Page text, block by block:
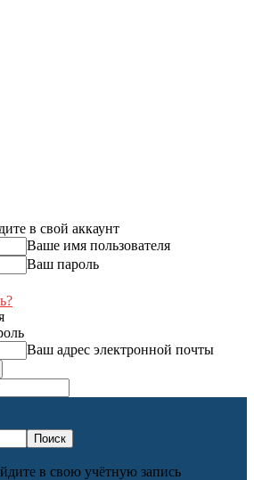
в свой аккаунт
Ваше имя пользователя
Ваш пароль
Ваш адрес электронной почты
в свою учётную запись